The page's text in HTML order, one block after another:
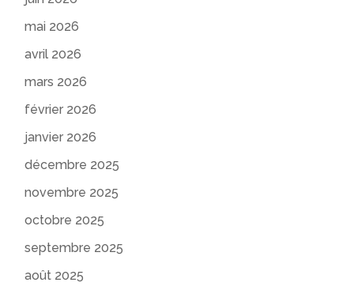
mai 2026
avril 2026
mars 2026
février 2026
janvier 2026
décembre 2025
novembre 2025
octobre 2025
septembre 2025
août 2025